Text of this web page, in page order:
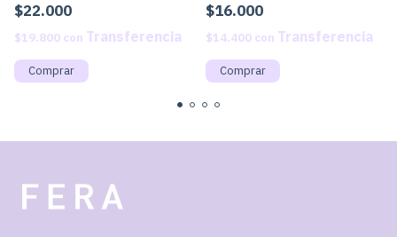
$22.000
$19.800 con
$16.000
$14.400 con